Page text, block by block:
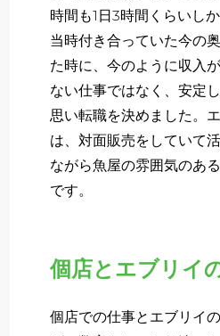
時間も1日3時間くらいし
当時付き合っていた今の
た時に、今のように収入
ない仕事ではなく、安定
思い転職を決めました。
は、対面販売をしていて
ながら魚屋の雰囲気のあ
です。
個店とエブリイ
個店での仕事とエブリイ